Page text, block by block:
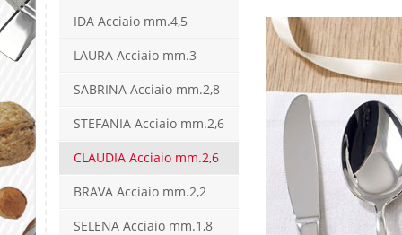
IDA Acciaio mm.4,5
LAURA Acciaio mm.3
SABRINA Acciaio mm.2,8
STEFANIA Acciaio mm.2,6
CLAUDIA Acciaio mm.2,6
BRAVA Acciaio mm.2,2
SELENA Acciaio mm.1,8